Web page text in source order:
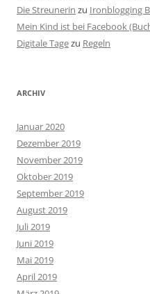
Die Streunerin zu Ironblogging
Mein Kind ist bei Facebook
Digitale Tagezu Regeln
ARCHIV
Januar 2020
Dezember 2019
November 2019
Oktober 2019
September 2019
August 2019
Juli 2019
Juni 2019
Mai 2019
April 2019